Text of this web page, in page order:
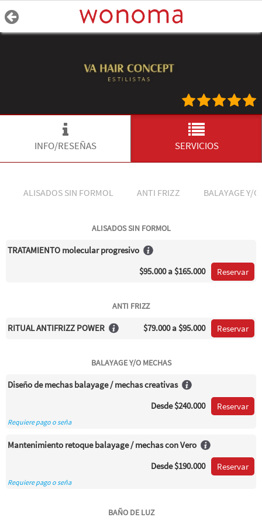
INFO/RESEÑAS SERVICIOS
ALISADOS SIN FORMOL ANTI FRIZZ BALAYAGE Y/
ALISADOS SIN FORMOL
TRATAMIENTO molecular progresivo
$95.000a $165.000 Reservar
ANTI FRIZZ
RITUAL ANTIFRIZZ POWER $79.000a $95.000 Reservar
BALAYAGE Y/O MECHAS
Diseño de mechas balayage / mechas creativas
Desde$240.000 Reservar
Requiere pago o seña
Mantenimiento retoque balayage / mechas con Vero
Desde$190.000 Reservar
Requiere pago o seña
BAÑO DE LUZ